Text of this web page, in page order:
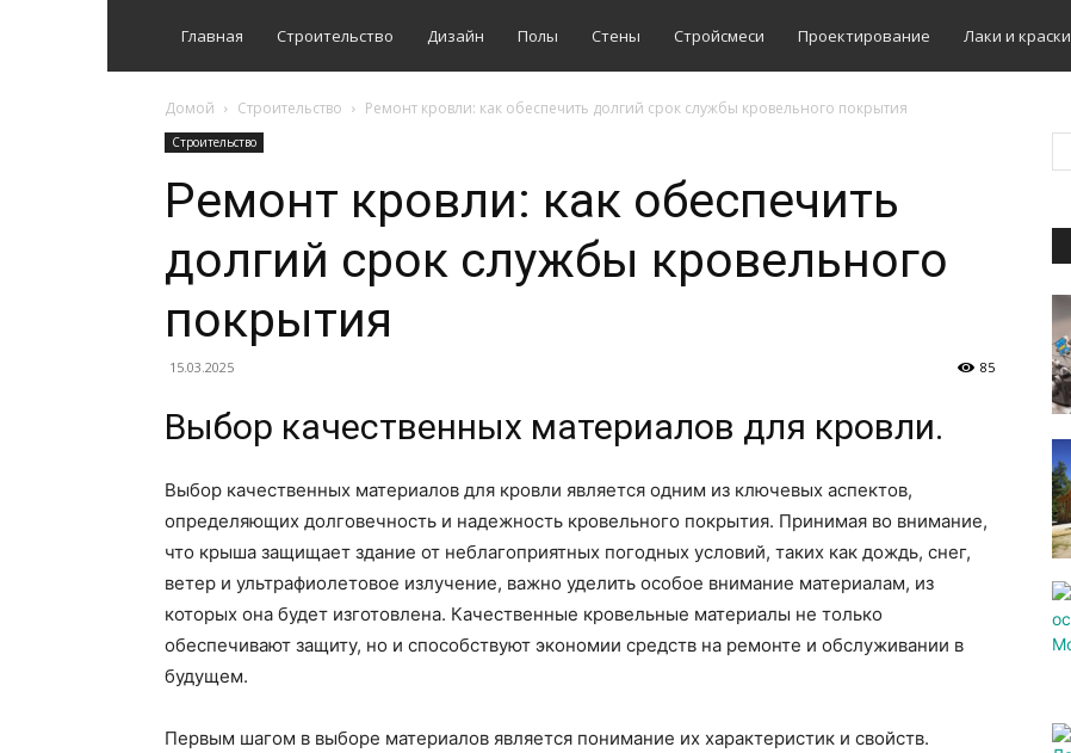
Главная Строительство Дизайн Полы Стены Стройсмеси Проектирование Лаки и краски
Домой Строительство Ремонт кровли: как обеспечить долгий срок службы кровельного покрытия
Строительство
Ремонт кровли: как обеспечить
долгий срок службы кровельного
покрытия
15.03.2025 85
Выбор качественных материалов для кровли.
Выбор качественных материалов для кровли является одним из ключевых аспектов,
определяющих долговечность и надежность кровельного покрытия. Принимая во внимание,
что крыша защищает здание от неблагоприятных погодных условий, таких как дождь, снег,
ветер и ультрафиолетовое излучение, важно уделить особое внимание материалам, из
которых она будет изготовлена. Качественные кровельные материалы не только
обеспечивают защиту, но и способствуют экономии средств на ремонте и обслуживании в
будущем.
Первым шагом в выборе материалов является понимание их характеристик и свойств.